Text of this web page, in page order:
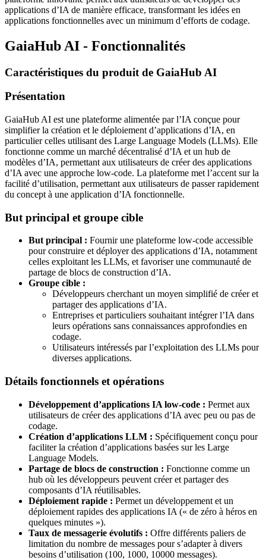
applications d’IA de manière efficace, transformant les idées en
applications fonctionnelles avec un minimum d’efforts de codage.
GaiaHub AI - Fonctionnalités
Caractéristiques du produit de GaiaHub AI
Présentation
GaiaHub AI est une plateforme alimentée par l’IA conçue pour
simplifier la création et le déploiement d’applications d’IA, en
particulier celles utilisant des Large Language Models (LLMs). Elle
fonctionne comme un marché décentralisé d’IA et un hub de
modèles d’IA, permettant aux utilisateurs de créer des applications
d’IA avec une approche low-code. La plateforme met l’accent sur la
facilité d’utilisation, permettant aux utilisateurs de passer rapidement
du concept à une application d’IA fonctionnelle.
But principal et groupe cible
But principal : Fournir une plateforme low-code accessible
pour construire et déployer des applications d’IA, notamment
celles exploitant les LLMs, et favoriser une communauté de
partage de blocs de construction d’IA.
Groupe cible :
Développeurs cherchant un moyen simplifié de créer et
partager des applications d’IA.
Entreprises et particuliers souhaitant intégrer l’IA dans
leurs opérations sans connaissances approfondies en
codage.
Utilisateurs intéressés par l’exploitation des LLMs pour
diverses applications.
Détails fonctionnels et opérations
Développement d’applications IA low-code : Permet aux
utilisateurs de créer des applications d’IA avec peu ou pas de
codage.
Création d’applications LLM : Spécifiquement conçu pour
faciliter la création d’applications basées sur les Large
Language Models.
Partage de blocs de construction : Fonctionne comme un
hub où les développeurs peuvent créer et partager des
composants d’IA réutilisables.
Déploiement rapide : Permet un développement et un
déploiement rapides des applications IA (« de zéro à héros en
quelques minutes »).
Taux de messagerie évolutifs : Offre différents paliers de
limitation du nombre de messages pour s’adapter à divers
besoins d’utilisation (100, 1000, 10000 messages).